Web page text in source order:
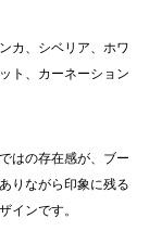
カ、シベリア、ホワ
ト、カーネーション
はの存在感が、ブー
りながら印象に残る
インです。